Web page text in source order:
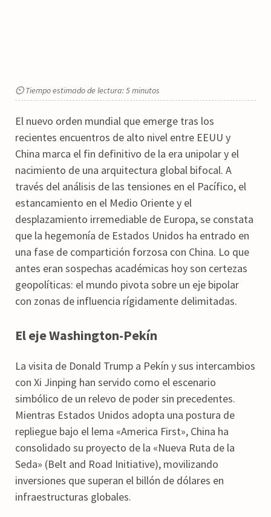
⏲ Tiempo estimado de lectura: 5 minutos
El nuevo orden mundial que emerge tras los
recientes encuentros de alto nivel entre EEUU y
China marca el fin definitivo de la era unipolar y el
nacimiento de una arquitectura global bifocal. A
través del análisis de las tensiones en el Pacífico, el
estancamiento en el Medio Oriente y el
desplazamiento irremediable de Europa, se constata
que la hegemonía de Estados Unidos ha entrado en
una fase de compartición forzosa con China. Lo que
antes eran sospechas académicas hoy son certezas
geopolíticas: el mundo pivota sobre un eje bipolar
con zonas de influencia rígidamente delimitadas.
El eje Washington-Pekín
La visita de Donald Trump a Pekín y sus intercambios
con Xi Jinping han servido como el escenario
simbólico de un relevo de poder sin precedentes.
Mientras Estados Unidos adopta una postura de
repliegue bajo el lema «America First», China ha
consolidado su proyecto de la «Nueva Ruta de la
Seda» (Belt and Road Initiative), movilizando
inversiones que superan el billón de dólares en
infraestructuras globales.